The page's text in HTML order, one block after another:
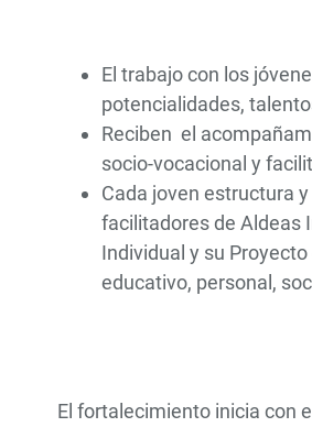
El trabajo con los
potencialidades,
Reciben el
socio-vocacional y
Cada joven estructura
facilitadores de Aldeas
Individual y su
educativo, personal,
El fortalecimiento inicia con